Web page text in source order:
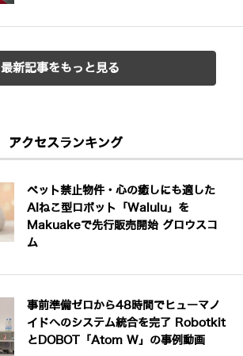
最新記事をもっと見る
アクセスランキング
ペット禁止物件・心の癒しにも適した
AIねこ型ロボット「Walulu」を
Makuakeで先行販売開始 グロウスコ
ム
事前準備ゼロから48時間でヒューマノ
イドへのシステム統合を完了 Robotkit
とDOBOT「Atom W」の事例動画